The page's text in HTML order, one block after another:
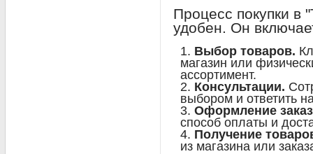
Процесс покупки в
удобен. Он
Выбор товаров.
магазин или
ассортимент.
Консультации.
выбором и ответить
Оформление
способ оплаты и
Получение
из магазина или